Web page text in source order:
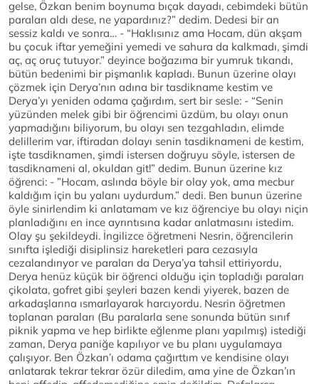
gelse, Özkan benim boynuma bıçak dayadı, cebimdeki bütün
paraları aldı dese, ne yapardınız?” dedim. Dedesi bir an
sessiz kaldı ve sonra… - “Haklısınız ama Hocam, dün akşam
bu çocuk iftar yemeğini yemedi ve sahura da kalkmadı, şimdi
aç, aç oruç tutuyor.” deyince boğazıma bir yumruk tıkandı,
bütün bedenimi bir pişmanlık kapladı. Bunun üzerine olayı
çözmek için Derya’nın adına bir tasdikname kestim ve
Derya’yı yeniden odama çağırdım, sert bir sesle: - “Senin
yüzünden melek gibi bir öğrencimi üzdüm, bu olayı onun
yapmadığını biliyorum, bu olayı sen tezgahladın, elimde
delillerim var, iftiradan dolayı senin tasdiknameni de kestim,
işte tasdiknamen, şimdi istersen doğruyu söyle, istersen de
tasdiknameni al, okuldan git!” dedim. Bunun üzerine kız
öğrenci: - ”Hocam, aslında böyle bir olay yok, ama mecbur
kaldığım için bu yalanı uydurdum.” dedi. Ben bunun üzerine
öyle sinirlendim ki anlatamam ve kız öğrenciye bu olayı niçin
planladığını en ince ayrıntısına kadar anlatmasını istedim.
Olay şu şekildeydi. İngilizce öğretmeni Nesrin, öğrencilerin
sınıfta işlediği disiplinsiz hareketleri para cezasıyla
cezalandırıyor ve paraları da Derya’ya tahsil ettiriyordu,
Derya henüz küçük bir öğrenci olduğu için topladığı paraları
çikolata, gofret gibi şeyleri bazen kendi yiyerek, bazen de
arkadaşlarına ısmarlayarak harcıyordu. Nesrin öğretmen
toplanan paraları (Bu paralarla sene sonunda bütün sınıf
piknik yapma ve hep birlikte eğlenme planı yapılmış) istediği
zaman, Derya paniğe kapılıyor ve bu planı uygulamaya
çalışıyor. Ben Özkan’ı odama çağırttım ve kendisine olayı
anlatarak tekrar tekrar özür diledim, ama yine de Özkan’ın